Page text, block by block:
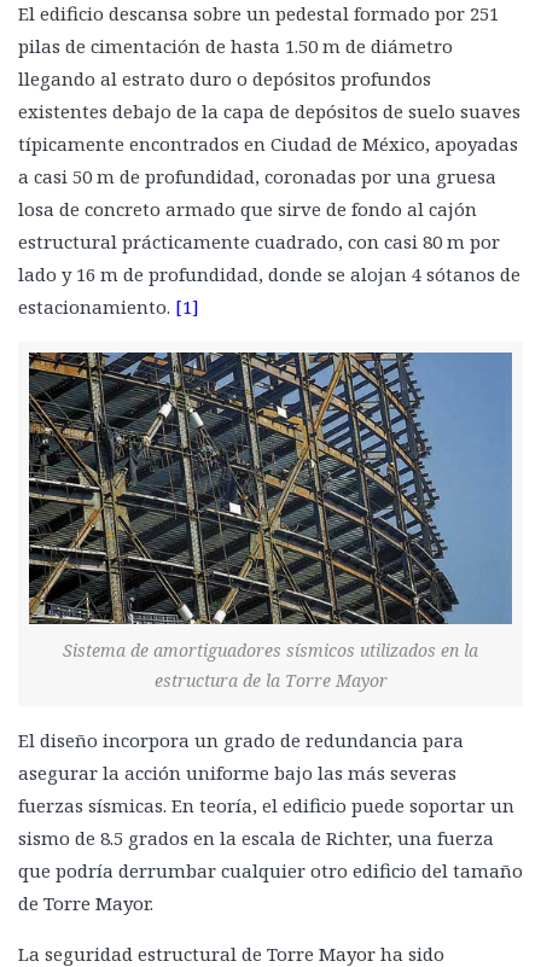
El edificio descansa sobre un pedestal formado por 251
pilas de cimentación de hasta 1.50 m de diámetro
llegando al estrato duro o depósitos profundos
existentes debajo de la capa de depósitos de suelo suaves
típicamente encontrados en Ciudad de México, apoyadas
a casi 50 m de profundidad, coronadas por una gruesa
losa de concreto armado que sirve de fondo al cajón
estructural prácticamente cuadrado, con casi 80 m por
lado y 16 m de profundidad, donde se alojan 4 sótanos de
estacionamiento. [1]
Sistema de amortiguadores sísmicos utilizados en la
estructura de la Torre Mayor
El diseño incorpora un grado de redundancia para
asegurar la acción uniforme bajo las más severas
fuerzas sísmicas. En teoría, el edificio puede soportar un
sismo de 8.5 grados en la escala de Richter, una fuerza
que podría derrumbar cualquier otro edificio del tamaño
de Torre Mayor.
La seguridad estructural de Torre Mayor ha sido